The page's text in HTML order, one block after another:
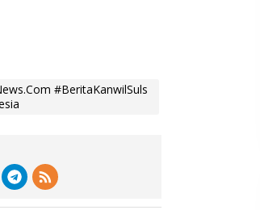
#BeritaKanwilSuls